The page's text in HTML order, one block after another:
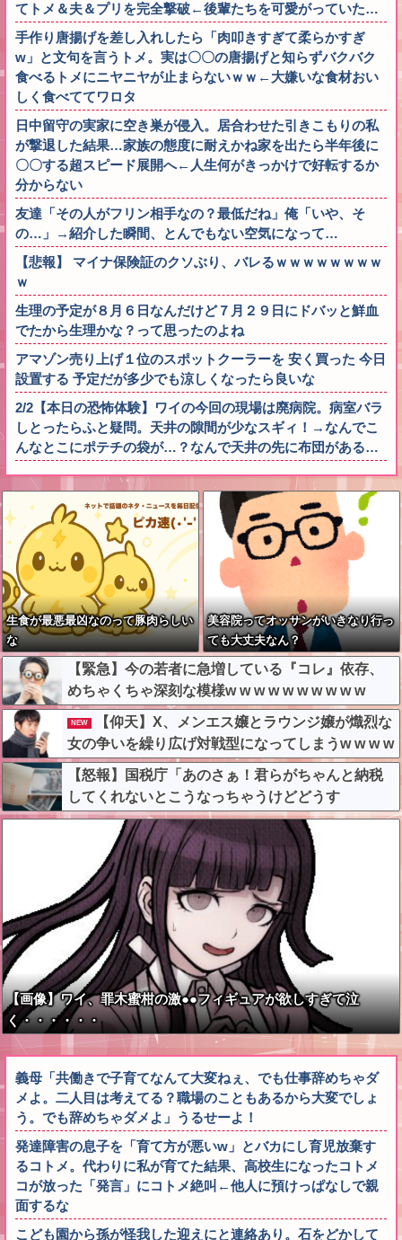
てトメ＆夫＆プリを完全撃破←後輩たちを可愛がっていた…
手作り唐揚げを差し入れしたら「肉叩きすぎて柔らかすぎ
w」と文句を言うトメ。実は〇〇の唐揚げと知らずバクバク
食べるトメにニヤニヤが止まらないｗｗ←大嫌いな食材おい
しく食べててワロタ
日中留守の実家に空き巣が侵入。居合わせた引きこもりの私
が撃退した結果…家族の態度に耐えかね家を出たら半年後に
〇〇する超スピード展開へ←人生何がきっかけで好転するか
分からない
友達「その人がフリン相手なの？最低だね」俺「いや、そ
の…」→紹介した瞬間、とんでもない空気になって…
【悲報】 マイナ保険証のクソぶり、バレるｗｗｗｗｗｗｗｗ
ｗ
生理の予定が８月６日なんだけど７月２９日にドバッと鮮血
でたから生理かな？って思ったのよね
アマゾン売り上げ１位のスポットクーラーを 安く買った 今日
設置する 予定だが多少でも涼しくなったら良いな
2/2【本日の恐怖体験】ワイの今回の現場は廃病院。病室バラ
しとったらふと疑問。天井の隙間が少なスギィ！→なんでこ
んなとこにポテチの袋が…？なんで天井の先に布団がある…
生食が最悪最凶なのって豚肉らしい
な
美容院ってオッサンがいきなり行っ
ても大丈夫なん？
【緊急】今の若者に急増している『コレ』依存、
めちゃくちゃ深刻な模様w w w w w w w w w w
NEW
【仰天】X、メンエス嬢とラウンジ嬢が熾烈な
女の争いを繰り広げ対戦型になってしまうw w w w
w w w w
【怒報】国税庁「あのさぁ！君らがちゃんと納税
してくれないとこうなっちゃうけどどうす
る？！」←これw w w w w w w w
【画像】ワイ、罪木蜜柑の激●●フィギュアが欲しすぎて泣
く・・・・・・
義母「共働きで子育てなんて大変ねぇ、でも仕事辞めちゃダ
メよ。二人目は考えてる？職場のこともあるから大変でしょ
う。でも辞めちゃダメよ」うるせーよ！
発達障害の息子を「育て方が悪いw」とバカにし育児放棄す
るコトメ。代わりに私が育てた結果、高校生になったコトメ
コが放った「発言」にコトメ絶叫←他人に預けっぱなしで親
面するな
こども園から孫が怪我した迎えにと連絡あり。石をどかして